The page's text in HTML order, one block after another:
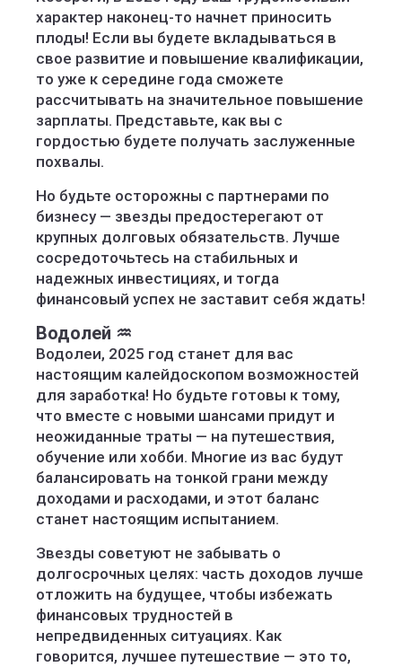
характер наконец-то начнет приносить
плоды! Если вы будете вкладываться в
свое развитие и повышение квалификации,
то уже к середине года сможете
рассчитывать на значительное повышение
зарплаты. Представьте, как вы с
гордостью будете получать заслуженные
похвалы.
Но будьте осторожны с партнерами по
бизнесу — звезды предостерегают от
крупных долговых обязательств. Лучше
сосредоточьтесь на стабильных и
надежных инвестициях, и тогда
финансовый успех не заставит себя ждать!
Водолей ♒️
Водолеи, 2025 год станет для вас
настоящим калейдоскопом возможностей
для заработка! Но будьте готовы к тому,
что вместе с новыми шансами придут и
неожиданные траты — на путешествия,
обучение или хобби. Многие из вас будут
балансировать на тонкой грани между
доходами и расходами, и этот баланс
станет настоящим испытанием.
Звезды советуют не забывать о
долгосрочных целях: часть доходов лучше
отложить на будущее, чтобы избежать
финансовых трудностей в
непредвиденных ситуациях. Как
говорится, лучшее путешествие — это то,